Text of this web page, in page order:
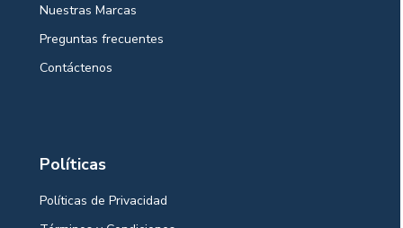
Nuestras Marcas
Preguntas frecuentes
Contáctenos
Políticas
Políticas de Privacidad